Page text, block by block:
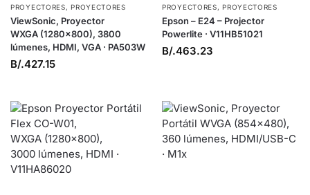
PROYECTORES,PROYECTORES
ViewSonic, Proyector
WXGA (1280×800), 3800
lúmenes, HDMI, VGA · PA503W
B/.427.15
PROYECTORES,PROYECTORES
Epson – E24 – Projector
Powerlite · V11HB51021
B/.463.23